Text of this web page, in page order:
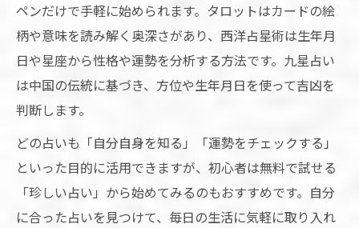
ペンだけで手軽に始められます。タロットはカードの絵
柄や意味を読み解く奥深さがあり、西洋占星術は生年月
日や星座から性格や運勢を分析する方法です。九星占い
は中国の伝統に基づき、方位や生年月日を使って吉凶を
判断します。
どの占いも「自分自身を知る」「運勢をチェックする」
といった目的に活用できますが、初心者は無料で試せる
「珍しい占い」から始めてみるのもおすすめです。自分
に合った占いを見つけて、毎日の生活に気軽に取り入れ